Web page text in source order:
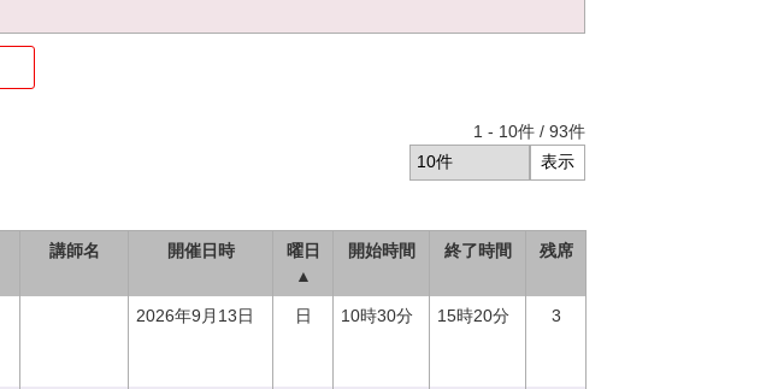
1 - 10件 / 93件
講師名 開催日時
曜日
▲
開始時間 終了時間 残席
2026年9月13日 日 10時30分 15時20分 3